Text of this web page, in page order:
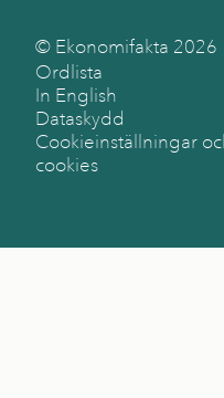
© Ekonomifakta 2026
Ordlista
In English
Dataskydd
Cookieinställningar
cookies